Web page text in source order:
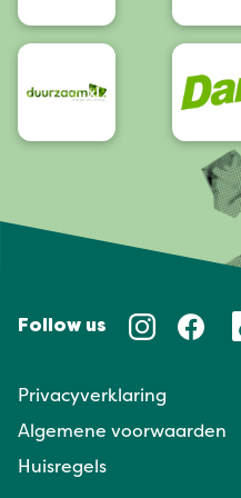
Follow us
Privacyverklaring
Algemene voorwaarden
Huisregels